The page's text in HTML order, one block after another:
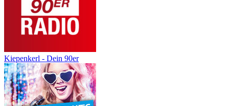
Kiepenkerl - Dein 90er